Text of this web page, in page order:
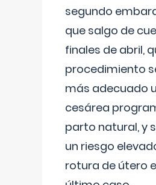
segundo
que salgo de
finales de abril,
procedimiento
más adecuado
cesárea
parto natural, y
un riesgo
rotura de útero